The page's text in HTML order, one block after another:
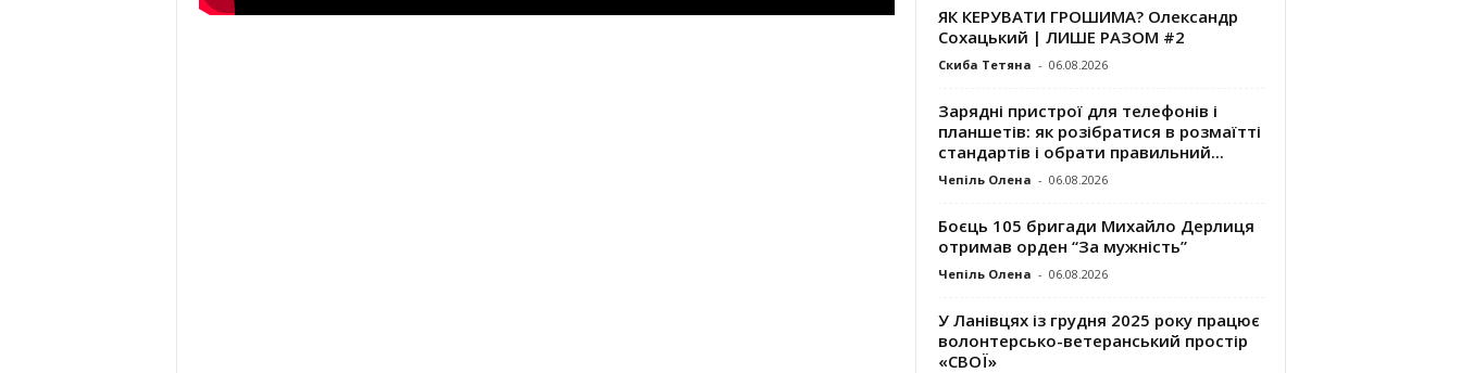
ЯК КЕРУВАТИ ГРОШИМА? Олександр
Сохацький | ЛИШЕ РАЗОМ #2
Скиба Тетяна - 06.08.2026
Зарядні пристрої для телефонів і
планшетів: як розібратися в розмаїтті
стандартів і обрати правильний...
Чепіль Олена - 06.08.2026
Боєць 105 бригади Михайло Дерлиця
отримав орден “За мужність”
Чепіль Олена - 06.08.2026
У Ланівцях із грудня 2025 року працює
волонтерсько-ветеранський простір
«СВОЇ»